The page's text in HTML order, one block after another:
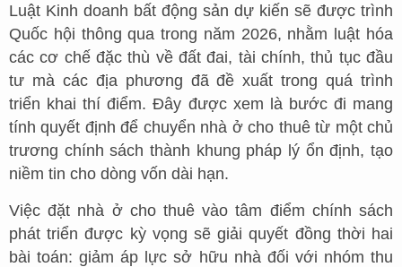
Luật Kinh doanh bất động sản dự kiến sẽ được trình
Quốc hội thông qua trong năm 2026, nhằm luật hóa
các cơ chế đặc thù về đất đai, tài chính, thủ tục đầu
tư mà các địa phương đã đề xuất trong quá trình
triển khai thí điểm. Đây được xem là bước đi mang
tính quyết định để chuyển nhà ở cho thuê từ một chủ
trương chính sách thành khung pháp lý ổn định, tạo
niềm tin cho dòng vốn dài hạn.
Việc đặt nhà ở cho thuê vào tâm điểm chính sách
phát triển được kỳ vọng sẽ giải quyết đồng thời hai
bài toán: giảm áp lực sở hữu nhà đối với nhóm thu